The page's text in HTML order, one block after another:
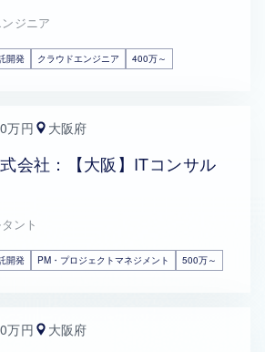
ジニア
開発 クラウドエンジニア 400万～
万円 大阪府
会社：【大阪】ITコンサル
ント
開発 PM・プロジェクトマネジメント 500万～
万円 大阪府